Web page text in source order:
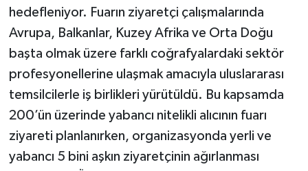
hedefleniyor. Fuarın ziyaretçi çalışmalarında
Avrupa, Balkanlar, Kuzey Afrika ve Orta Doğu
başta olmak üzere farklı coğrafyalardaki sektör
profesyonellerine ulaşmak amacıyla uluslararası
temsilcilerle iş birlikleri yürütüldü. Bu kapsamda
200’ün üzerinde yabancı nitelikli alıcının fuarı
ziyareti planlanırken, organizasyonda yerli ve
yabancı 5 bini aşkın ziyaretçinin ağırlanması